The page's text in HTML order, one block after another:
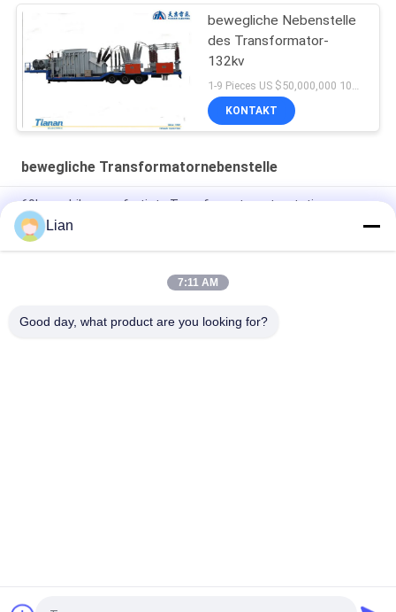
bewegliche Nebenstelle
des Transformator-
132kv
1-9 Pieces US $50,000,000 10+ Pieces US $4,000,000 MOQ:1 Einheit
KONTAKT
bewegliche Transformatornebenstelle
69kv mobile vorgefertigte Transformatorunterstation
Notstrom-bewegliche Transformator-Nebenstelle der
Verteilungs-132kv im Freien
110 - 132 KV Leistungstransformatorfahrzeug - mobile
Lian
7:11 AM
Good day, what product are you looking for?